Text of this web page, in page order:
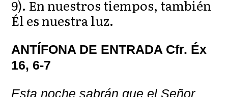
9). En nuestros tiempos, también
Él es nuestra luz.
ANTÍFONA DE ENTRADA Cfr. Éx
16, 6-7
Esta noche sabrán que el Señor